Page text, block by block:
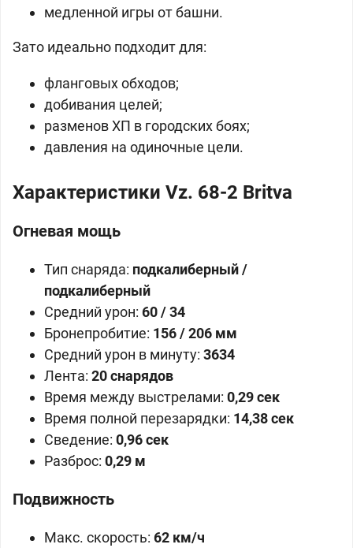
медленной игры от башни.
Зато идеально подходит для:
фланговых обходов;
добивания целей;
разменов ХП в городских боях;
давления на одиночные цели.
Характеристики Vz. 68-2 Britva
Огневая мощь
Тип снаряда: подкалиберный /
подкалиберный
Средний урон: 60 / 34
Бронепробитие: 156 / 206 мм
Средний урон в минуту: 3634
Лента: 20 снарядов
Время между выстрелами: 0,29 сек
Время полной перезарядки: 14,38 сек
Сведение: 0,96 сек
Разброс: 0,29 м
Подвижность
Макс. скорость: 62 км/ч